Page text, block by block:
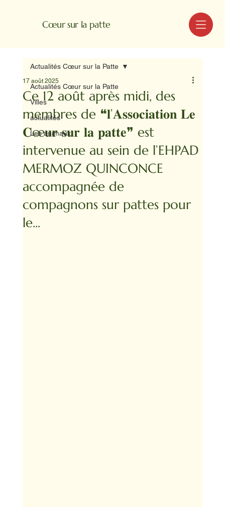
Cœur sur la patte MENU
Actualités Cœur sur la Patte
Villes
actualités
Les animaux
Actualités Cœur sur la Patte
Ce 12 août après midi, des
membres de ❝𝐥’𝐀𝐬𝐬𝐨𝐜𝐢𝐚𝐭𝐢𝐨𝐧 𝐋𝐞
𝐂œ𝐮𝐫 𝐬𝐮𝐫 𝐥𝐚 𝐩𝐚𝐭𝐭𝐞❞ est
intervenue au sein de l’EHPAD
MERMOZ QUINCONCE
accompagnée de
compagnons sur pattes pour
le...
17 août 2025